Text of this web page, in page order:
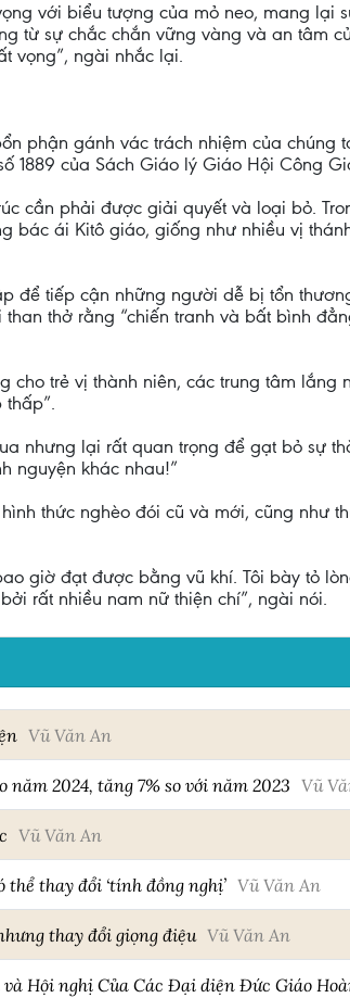
với biểu tượng của mỏ neo, mang lại
từ sự chắc chắn vững vàng và an tâm
vọng”, ngài nhắc lại.
phận gánh vác trách nhiệm của chúng
1889 của Sách Giáo lý Giáo Hội Công
cần phải được giải quyết và loại bỏ.
ái Kitô giáo, giống như nhiều vị
để tiếp cận những người dễ bị tổn
thở rằng “chiến tranh và bất bình
cho trẻ vị thành niên, các trung tâm lắng
nhưng lại rất quan trọng để gạt bỏ sự
nguyện khác nhau!”
thức nghèo đói cũ và mới, cũng như
giờ đạt được bằng vũ khí. Tôi bày tỏ
rất nhiều nam nữ thiện chí”, ngài nói.
Vũ Văn An
2024, tăng 7% so với năm 2023 Vũ
Vũ Văn An
thay đổi ‘tính đồng nghị’ Vũ Văn An
thay đổi giọng điệu Vũ Văn An
Hội nghị Của Các Đại diện Đức Giáo